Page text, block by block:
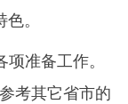
。
准备工作。
考其它省市的